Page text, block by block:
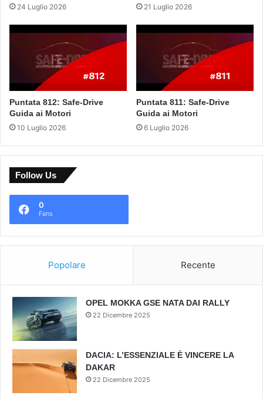
24 Luglio 2026 21 Luglio 2026
Puntata 812: Safe-Drive
Guida ai Motori
10 Luglio 2026
Puntata 811: Safe-Drive
Guida ai Motori
6 Luglio 2026
Follow Us
0
Fans
Popolare Recente
OPEL MOKKA GSE NATA DAI RALLY
22 Dicembre 2025
DACIA: L’ESSENZIALE È VINCERE LA
DAKAR
22 Dicembre 2025